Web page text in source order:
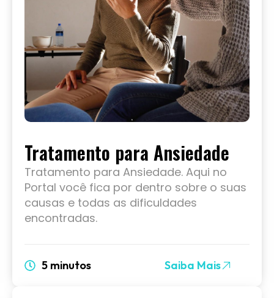
Tratamento para Ansiedade
Tratamento para Ansiedade. Aqui no
Portal você fica por dentro sobre o suas
causas e todas as dificuldades
encontradas.
5 minutos Saiba Mais